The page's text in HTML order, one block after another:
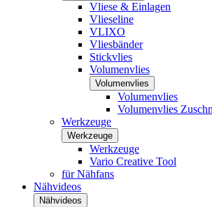
Vliese & Einlagen
Vlieseline
VLIXO
Vliesbänder
Stickvlies
Volumenvlies
Volumenvlies
Volumenvlies
Volumenvlies
Werkzeuge
Werkzeuge
Werkzeuge
Vario Creative Tool
für Nähfans
Nähvideos
Nähvideos